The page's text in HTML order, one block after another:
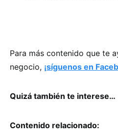
Para más contenido que te
negocio, ¡síguenos en
Quizá también te interese…
Contenido relacionado: